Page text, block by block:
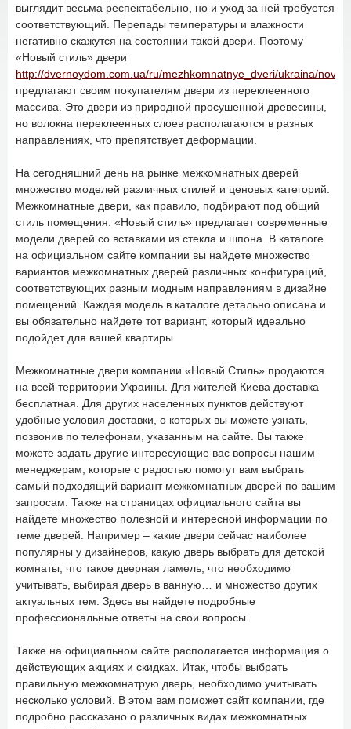
выглядит весьма респектабельно, но и уход за ней требуется
соответствующий. Перепады температуры и влажности
негативно скажутся на состоянии такой двери. Поэтому
«Новый стиль» двери
http://dvernoydom.com.ua/ru/mezhkomnatnye_dveri/ukraina/
предлагают своим покупателям двери из переклеенного
массива. Это двери из природной просушенной древесины,
но волокна переклеенных слоев располагаются в разных
направлениях, что препятствует деформации.
На сегодняшний день на рынке межкомнатных дверей
множество моделей различных стилей и ценовых категорий.
Межкомнатные двери, как правило, подбирают под общий
стиль помещения. «Новый стиль» предлагает современные
модели дверей со вставками из стекла и шпона. В каталоге
на официальном сайте компании вы найдете множество
вариантов межкомнатных дверей различных конфигураций,
соответствующих разным модным направлениям в дизайне
помещений. Каждая модель в каталоге детально описана и
вы обязательно найдете тот вариант, который идеально
подойдет для вашей квартиры.
Межкомнатные двери компании «Новый Стиль» продаются
на всей территории Украины. Для жителей Киева доставка
бесплатная. Для других населенных пунктов действуют
удобные условия доставки, о которых вы можете узнать,
позвонив по телефонам, указанным на сайте. Вы также
можете задать другие интересующие вас вопросы нашим
менеджерам, которые с радостью помогут вам выбрать
самый подходящий вариант межкомнатных дверей по вашим
запросам. Также на страницах официального сайта вы
найдете множество полезной и интересной информации по
теме дверей. Например – какие двери сейчас наиболее
популярны у дизайнеров, какую дверь выбрать для детской
комнаты, что такое дверная ламель, что необходимо
учитывать, выбирая дверь в ванную… и множество других
актуальных тем. Здесь вы найдете подробные
профессиональные ответы на свои вопросы.
Также на официальном сайте располагается информация о
действующих акциях и скидках. Итак, чтобы выбрать
правильную межкомнатрую дверь, необходимо учитывать
несколько условий. В этом вам поможет сайт компании, где
подробно рассказано о различных видах межкомнатных